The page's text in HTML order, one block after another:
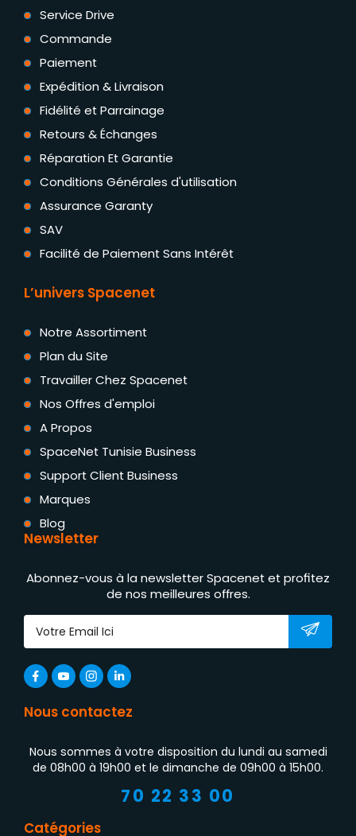
Service Drive
Commande
Paiement
Expédition & Livraison
Fidélité et Parrainage
Retours & Échanges
Réparation Et Garantie
Conditions Générales d'utilisation
Assurance Garanty
SAV
Facilité de Paiement Sans Intérêt
L’univers Spacenet
Notre Assortiment
Plan du Site
Travailler Chez Spacenet
Nos Offres d'emploi
A Propos
SpaceNet Tunisie Business
Support Client Business
Marques
Blog
Newsletter
Abonnez-vous à la newsletter Spacenet et profitez
de nos meilleures offres.
Nous contactez
Nous sommes à votre disposition du lundi au samedi
de 08h00 à 19h00 et le dimanche de 09h00 à 15h00.
70 22 33 00
Catégories